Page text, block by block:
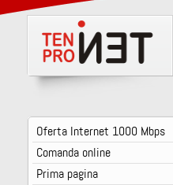
Oferta Internet 1000 Mbps
Comanda online
Prima pagina